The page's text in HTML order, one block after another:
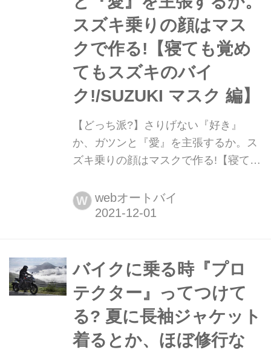
スズキ乗りの顔はマス
クで作る!【寝ても覚め
てもスズキのバイ
ク!/SUZUKI マスク 編】
【どっち派?】さりげない『好き』
か、ガツンと『愛』を主張するか。ス
ズキ乗りの顔はマスクで作る!【寝ても
スク 編】 スズキのWebショッピング
モール『S-MALL(エスモール)』に「ス
ピオン記念マスクもありますよ!
W webオートバイ
バイクに乗る時『プロ
テクター』ってつけて
る? 夏に長袖ジャケット
着るとか、ほぼ修行な